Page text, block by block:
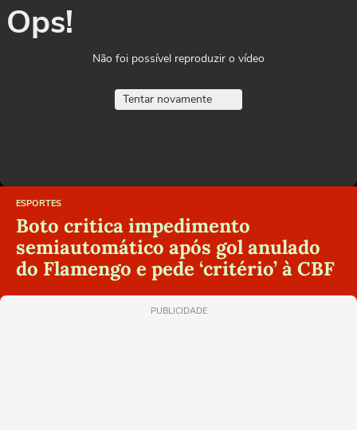
Ops!
Não foi possível reproduzir o vídeo
Tentar novamente
ESPORTES
Boto critica impedimento
semiautomático após gol anulado
do Flamengo e pede ‘critério’ à CBF
PUBLICIDADE